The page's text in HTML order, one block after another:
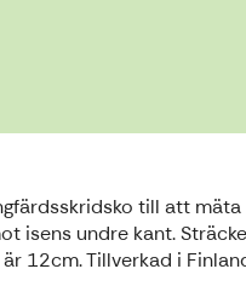
till att
isens undre kant.
12cm. Tillverkad i